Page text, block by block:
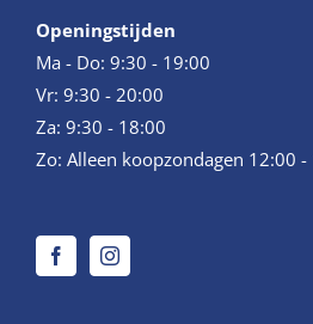
Openingstijden
Ma - Do: 9:30 - 19:00
Vr: 9:30 - 20:00
Za: 9:30 - 18:00
Zo: Alleen koopzondagen 12:00 -